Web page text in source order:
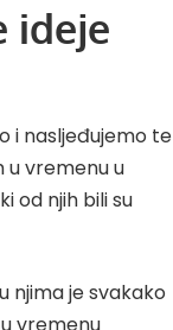
ideje
i nasljeđujemo te
u vremenu u
od njih bili su
njima je svakako